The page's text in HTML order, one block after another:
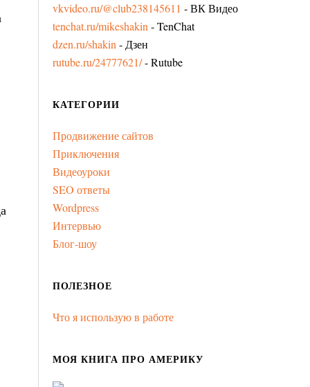
vkvideo.ru/@club238145611 - ВК Видео
tenchat.ru/mikeshakin - TenChat
dzen.ru/shakin - Дзен
rutube.ru/24777621/- Rutube
КАТЕГОРИИ
Продвижение сайтов
Приключения
Видеоуроки
SEO ответы
Wordpress
Интервью
Блог-шоу
ПОЛЕЗНОЕ
Что я использую в работе
МОЯ КНИГА ПРО АМЕРИКУ